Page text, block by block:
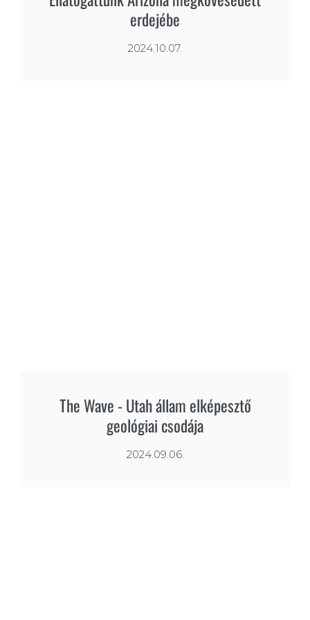
erdejébe
2024.10.07.
The Wave - Utah állam elképesztő
geológiai csodája
2024.09.06.